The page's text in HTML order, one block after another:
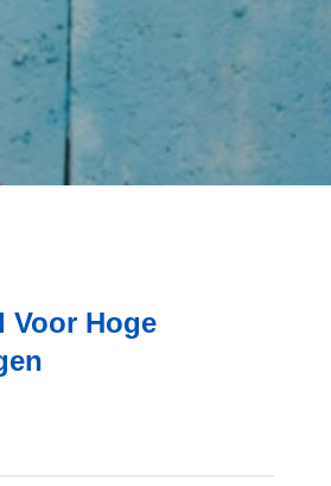
Voor Hoge